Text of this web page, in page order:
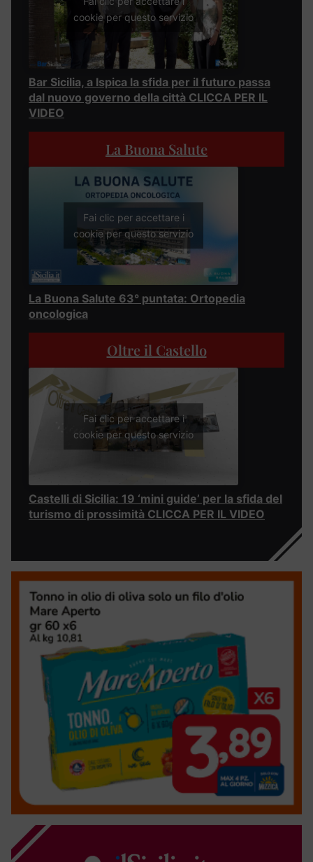
cookie per questo servizio
Bar Sicilia, a Ispica la sfida per il futuro passa
dal nuovo governo della città CLICCA PER IL
VIDEO
La Buona Salute
Fai clic per accettare i
cookie per questo servizio
La Buona Salute 63° puntata: Ortopedia
oncologica
Oltre il Castello
Fai clic per accettare i
cookie per questo servizio
Castelli di Sicilia: 19 ‘mini guide’ per la sfida del
turismo di prossimità CLICCA PER IL VIDEO